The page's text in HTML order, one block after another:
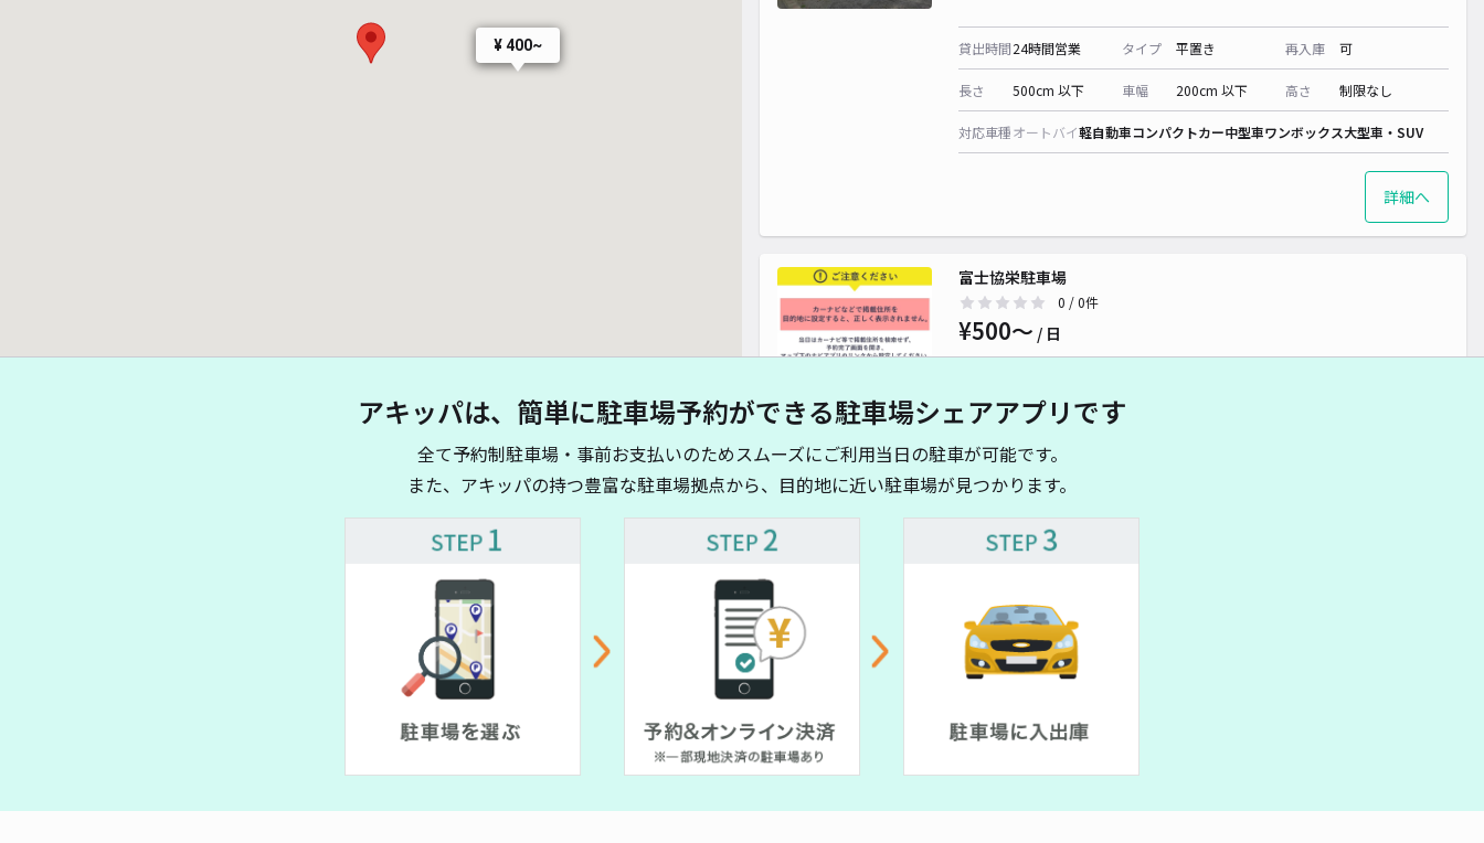
¥ 400~ 貸出時間24時間営業 タイプ 平置き 再入庫 可
長さ 500cm 以下 車幅 200cm 以下 高さ 制限なし
対応車種オートバイ軽自動車コンパクトカー中型車ワンボックス大型車・SUV
詳細へ
富士協栄駐車場
0 / 0件
¥500〜 / 日
貸出時間 24時間営業
長さ 500cm 以下
レオパレスサニースクエアーB駐車場【16953】
0/ 0件
アキッパは、簡単に駐車場予約ができる駐車場シェアアプリです
全て予約制駐車場・事前お支払いのためスムーズにご利用当日の駐車が可能です。
また、アキッパの持つ豊富な駐車場拠点から、目的地に近い駐車場が見つかります。